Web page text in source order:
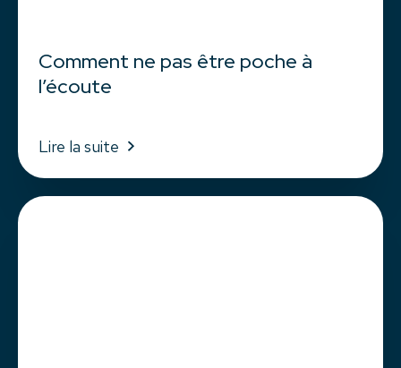
Comment ne pas être poche à
l’écoute
Lire la suite